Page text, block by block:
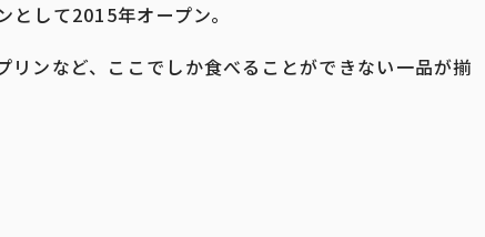
して2015年オープン。
ンなど、ここでしか食べることができない一品が揃